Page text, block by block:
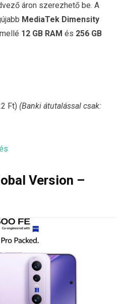
áron szerezhető be. A
MediaTek Dimensity
12 GB RAM és 256 GB
Ft) (Banki átutalással csak:
Version –